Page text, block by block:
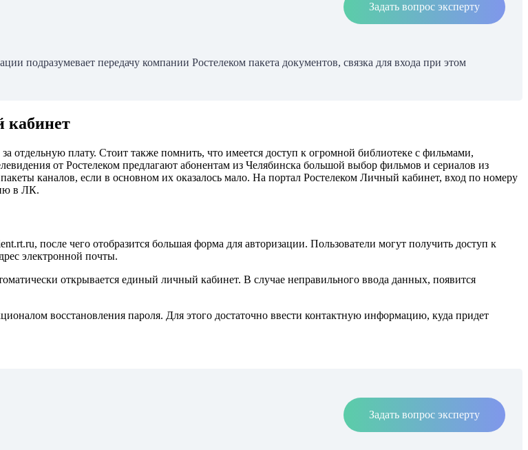
Задать вопрос эксперту
подразумевает передачу компании Ростелеком пакета документов, связка для входа при этом
кабинет
отдельную плату. Стоит также помнить, что имеется доступ к огромной библиотеке с фильмами,
от Ростелеком предлагают абонентам из Челябинска большой выбор фильмов и сериалов из
каналов, если в основном их оказалось мало. На портал Ростелеком Личный кабинет, вход по номеру
в ЛК.
после чего отобразится большая форма для авторизации. Пользователи могут получить доступ к
электронной почты.
открывается единый личный кабинет. В случае неправильного ввода данных, появится
восстановления пароля. Для этого достаточно ввести контактную информацию, куда придет
Задать вопрос эксперту